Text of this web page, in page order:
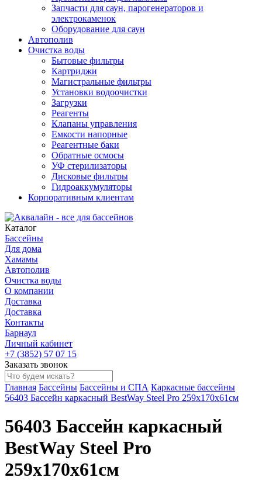
Запчасти для саун, парогенераторов и
электрокаменок
Оборудование для саун
Автополив
Очистка воды
Бытовые фильтры
Картриджи
Магистральные фильтры
Установки водоочистки
Загрузки
Реагенты
Клапаны управления
Емкости напорные
Реагентные баки
Обратные осмосы
УФ стерилизаторы
Дисковые фильтры
Гидроаккумуляторы
Корпоративным клиентам
Каталог
Бассейны
Для дома
Хамамы
Автополив
Очистка воды
О компании
Доставка
Доставка
Контакты
Барнаул
Личный кабинет
+7 (3852) 57 07 15
Заказать звонок
Главная Бассейны Бассейны и СПА Каркасные бассейны
56403 Бассейн каркасный BestWay Steel Pro 259х170х61см
56403 Бассейн каркасный
BestWay Steel Pro
259х170х61см